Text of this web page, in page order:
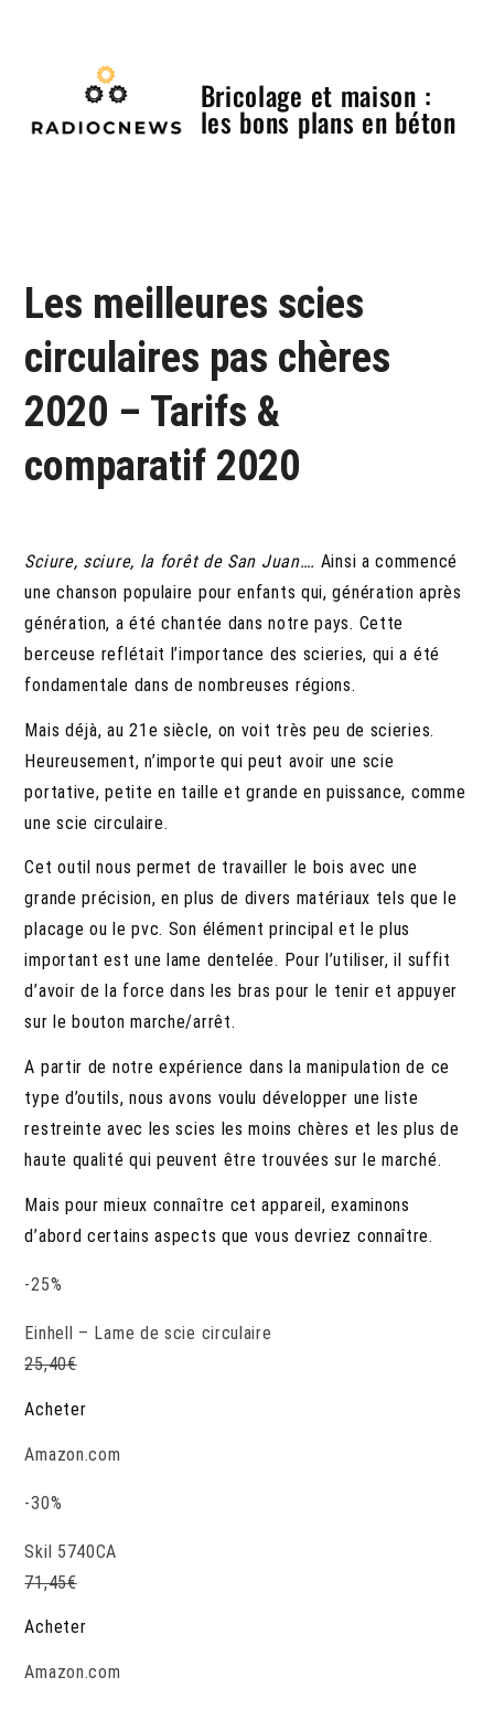
Bricolage et maison :
les bons plans en béton
Les meilleures scies
circulaires pas chères
2020 – Tarifs &
comparatif 2020
Sciure, sciure, la forêt de San Juan…. Ainsi a commencé
une chanson populaire pour enfants qui, génération après
génération, a été chantée dans notre pays. Cette
berceuse reflétait l’importance des scieries, qui a été
fondamentale dans de nombreuses régions.
Mais déjà, au 21e siècle, on voit très peu de scieries.
Heureusement, n’importe qui peut avoir une scie
portative, petite en taille et grande en puissance, comme
une scie circulaire.
Cet outil nous permet de travailler le bois avec une
grande précision, en plus de divers matériaux tels que le
placage ou le pvc. Son élément principal et le plus
important est une lame dentelée. Pour l’utiliser, il suffit
d’avoir de la force dans les bras pour le tenir et appuyer
sur le bouton marche/arrêt.
A partir de notre expérience dans la manipulation de ce
type d’outils, nous avons voulu développer une liste
restreinte avec les scies les moins chères et les plus de
haute qualité qui peuvent être trouvées sur le marché.
Mais pour mieux connaître cet appareil, examinons
d’abord certains aspects que vous devriez connaître.
-25%
Einhell – Lame de scie circulaire
25,40€
Acheter
Amazon.com
-30%
Skil 5740CA
71,45€
Acheter
Amazon.com